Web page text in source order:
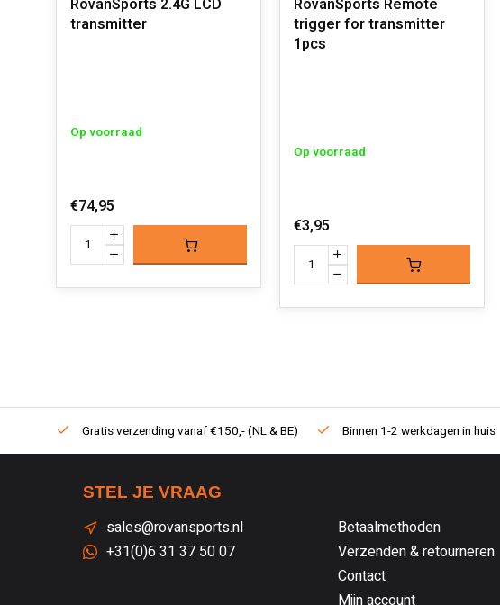
RovanSports 2.4G LCD
transmitter
Op voorraad
€74,95
RovanSports Remote
trigger for transmitter
1pcs
Op voorraad
€3,95
Gratis verzending vanaf €150,- (NL & BE) Binnen 1-2 werkdagen in huis
STEL JE VRAAG
sales@rovansports.nl
+31(0)6 31 37 50 07
Betaalmethoden
Verzenden & retourneren
Contact
Mijn account